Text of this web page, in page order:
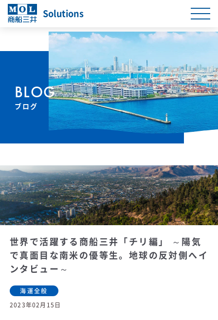
Solutions
BLOG
ブログ
世界で活躍する商船三井「チリ編」 ～陽気
で真面目な南米の優等生。地球の反対側へイ
ンタビュー～
海運全般
2023年02月15日